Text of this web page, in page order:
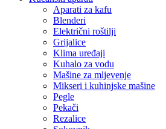
Aparati za kafu
Blenderi
Električni roštilji
Grijalice
Klima uređaji
Kuhalo za vodu
Mašine za mljevenje
Mikseri i kuhinjske mašine
Pegle
Pekači
Rezalice